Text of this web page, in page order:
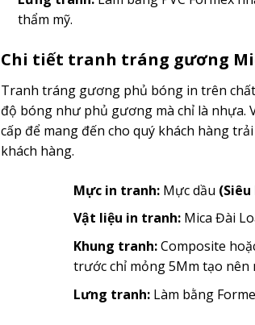
thẩm mỹ.
Chi tiết tranh tráng gương
Tranh tráng gương phủ bóng in trên
độ bóng như phủ gương mà chỉ là nhựa.
cấp để mang đến cho quý khách hàng
khách hàng.
Mực in tranh:Mực dầu
Vật liệu in tranh:Mica Đài
Khung tranh:Composite
trước chỉ mỏng 5Mm tạo
Lưng tranh:Làm bằng